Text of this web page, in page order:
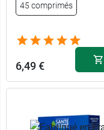
45 comprimés
6,49 €